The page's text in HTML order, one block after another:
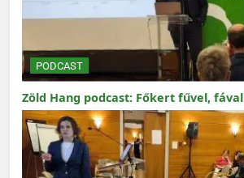
PODCAST
Zöld Hang podcast: Főkert fűvel, fával